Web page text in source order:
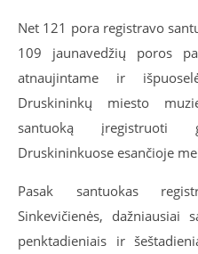
Net 121 pora registravo
109 jaunavedžių poros
atnaujintame ir
Druskininkų miesto
santuoką įregistruoti
Druskininkuose esančioje
Pasak santuokas
Sinkevičienės, dažniausiai
penktadieniais ir